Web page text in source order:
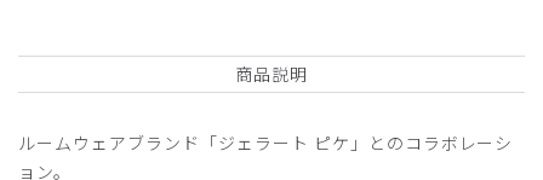
商品説明
ルームウェアブランド「ジェラート ピケ」とのコラボレーシ
ョン。